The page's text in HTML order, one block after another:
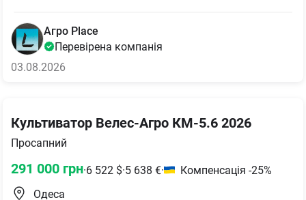
Aгро Place
Перевірена компанія
03.08.2026
Культиватор Велес-Агро КМ-5.6 2026
Просапний
291 000 грн·6 522 $·5 638 €·
Компенсація -25%
Одеса